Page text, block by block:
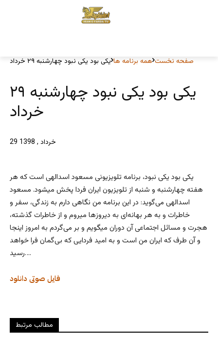
صفحه نخست همه برنامه ها یکی بود یکی نبود چهارشنبه ۲۹ خرداد
یکی بود یکی نبود چهارشنبه ۲۹
خرداد
29 خرداد , 1398
یکی‌ بود یکی‌ نبود، برنامه تلویزیونی مسعود اسدالهی است که هر
هفته چهارشنبه‌ و شنبه‌ از تلویزیون ایران فردا پخش میشود. مسعود
اسدالهی می‌گوید: در این برنامه من نگاهی‌ دارم به زندگی‌، سفر و
خاطرات و به هر بهانه‌ا‌ی به دیروز‌ها میروم و از خاطرات گذشته،
هجرت و مسائل اجتماعی آن دوران میگویم و بر می‌گردم به امروز اینجا
و آن طرف که ایران من است و به امید فردایی که بی‌گمان فرا خواهد
رسید….
دانلود فایل صوتی
مطالب مرتبط